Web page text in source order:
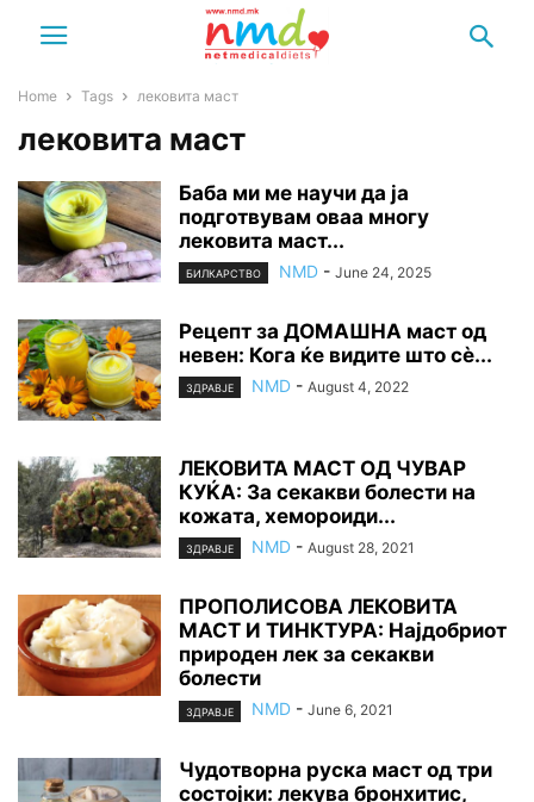
Home Tags лековита маст
лековита маст
Баба ми ме научи да ја
подготвувам оваа многу
лековита маст...
БИЛКАРСТВО NMD - June 24, 2025
Рецепт за ДОМАШНА маст од
невен: Кога ќе видите што сè...
ЗДРАВЈЕ NMD - August 4, 2022
ЛЕКОВИТА МАСТ ОД ЧУВАР
КУЌА: За секакви болести на
кожата, хемороиди...
ЗДРАВЈЕ NMD - August 28, 2021
ПРОПОЛИСОВА ЛЕКОВИТА
МАСТ И ТИНКТУРА: Најдобриот
природен лек за секакви
болести
ЗДРАВЈЕ NMD - June 6, 2021
Чудотворна руска маст од три
состојки: лекува бронхитис,